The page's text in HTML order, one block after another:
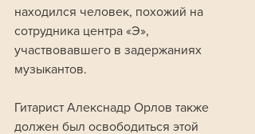
находился человек, похожий на
сотрудника центра «Э»,
участвовавшего в задержаниях
музыкантов.
Гитарист Алекснадр Орлов также
должен был освободиться этой